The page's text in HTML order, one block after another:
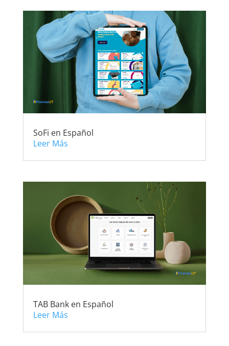
SoFi en Español
Leer Más
TAB Bank en Español
Leer Más